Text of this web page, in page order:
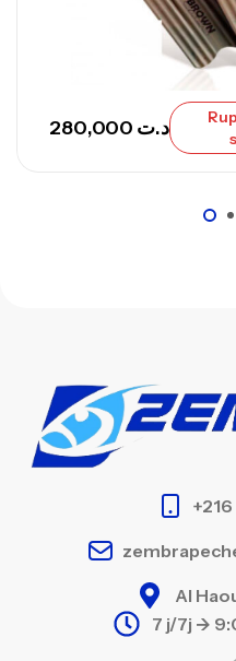
د.ت748,000
673,000
د.ت
Al
7 j/7j ->